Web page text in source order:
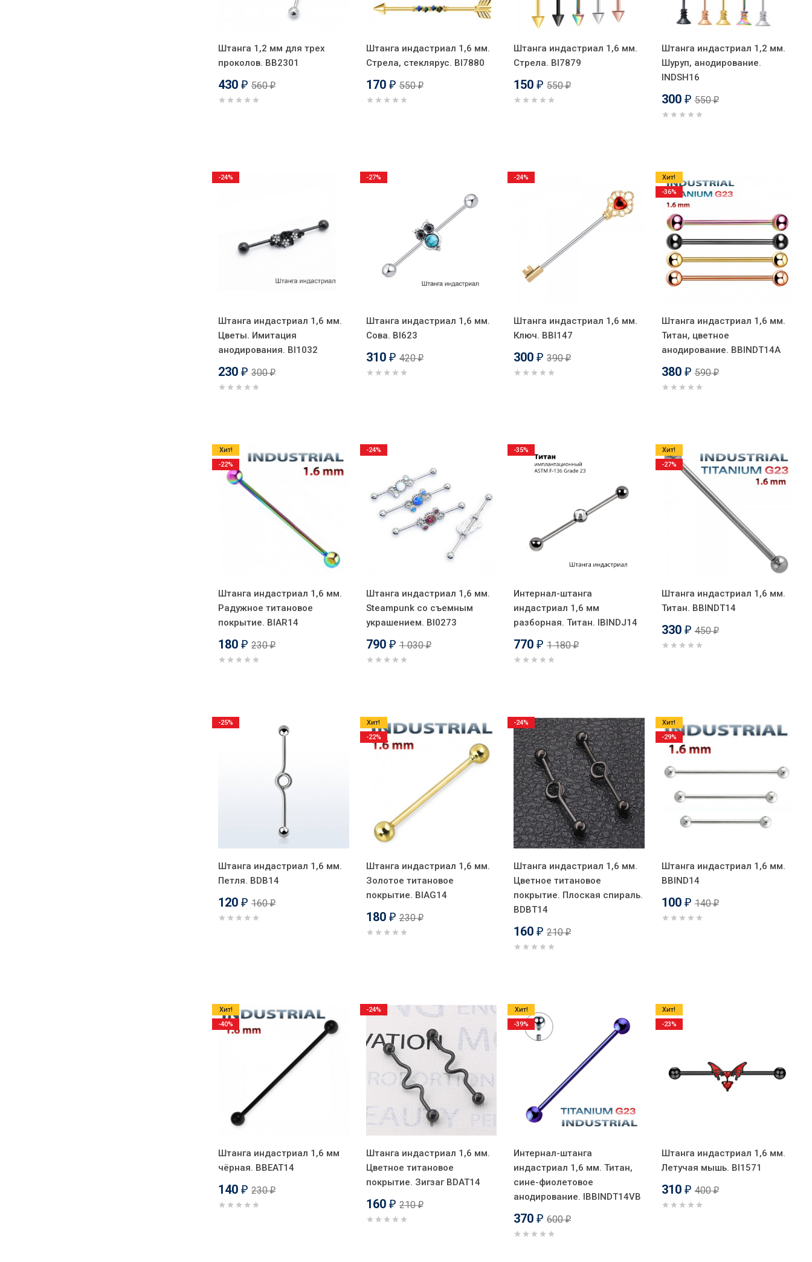
Штанга 1,2 мм для трех
проколов. BB2301
430 ₽ 560₽
Штанга индастриал 1,6 мм.
Стрела, стеклярус. BI7880
170 ₽ 550₽
Штанга индастриал 1,6 мм.
Стрела. BI7879
150 ₽ 550₽
Штанга индастриал 1,2 мм.
Шуруп, анодирование.
INDSH16
300 ₽ 550₽
Штанга индастриал 1,6 мм.
Цветы. Имитация
анодирования. BI1032
230 ₽ 300₽
-24%
Штанга индастриал 1,6 мм.
Сова. BI623
310 ₽ 420₽
-27%
Штанга индастриал 1,6 мм.
Ключ. BBI147
300 ₽ 390₽
-24%
Штанга индастриал 1,6 мм.
Титан, цветное
анодирование. BBINDT14A
380 ₽ 590₽
Хит!
-36%
Штанга индастриал 1,6 мм.
Радужное титановое
покрытие. BIAR14
180 ₽ 230₽
Хит!
-22%
Штанга индастриал 1,6 мм.
Steampunk со съемным
украшением. BI0273
790 ₽ 1 030₽
-24%
Интернал-штанга
индастриал 1,6 мм
разборная. Титан. IBINDJ14
770 ₽ 1 180₽
-35%
Штанга индастриал 1,6 мм.
Титан. BBINDT14
330 ₽ 450₽
Хит!
-27%
Штанга индастриал 1,6 мм.
Петля. BDB14
120 ₽ 160₽
-25%
Штанга индастриал 1,6 мм.
Золотое титановое
покрытие. BIAG14
180 ₽ 230₽
Хит!
-22%
Штанга индастриал 1,6 мм.
Цветное титановое
покрытие. Плоская спираль.
BDBT14
160 ₽ 210₽
-24%
Штанга индастриал 1,6 мм.
BBIND14
100 ₽ 140₽
Хит!
-29%
Штанга индастриал 1,6 мм
чёрная. BBEAT14
140 ₽ 230₽
Хит!
-40%
Штанга индастриал 1,6 мм.
Цветное титановое
покрытие. Зигзаг BDAT14
160 ₽ 210₽
-24%
Интернал-штанга
индастриал 1,6 мм. Титан,
сине-фиолетовое
анодирование. IBBINDT14VB
370 ₽ 600₽
Хит!
-39%
Штанга индастриал 1,6 мм.
Летучая мышь. BI1571
310 ₽ 400₽
Хит!
-23%